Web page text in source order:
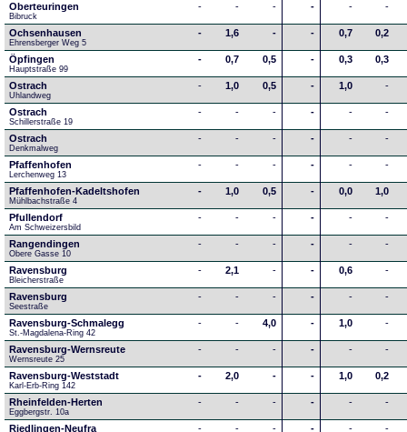
Oberteuringen
Bibruck
- - - - - -
Ochsenhausen
Ehrensberger Weg 5
- 1,6 - - 0,7 0,2
Öpfingen
Hauptstraße 99
- 0,7 0,5 - 0,3 0,3
Ostrach
Uhlandweg
- 1,0 0,5 - 1,0 -
Ostrach
Schillerstraße 19
- - - - - -
Ostrach
Denkmalweg
- - - - - -
Pfaffenhofen
Lerchenweg 13
- - - - - -
Pfaffenhofen-Kadeltshofen
Mühlbachstraße 4
- 1,0 0,5 - 0,0 1,0
Pfullendorf
Am Schweizersbild
- - - - - -
Rangendingen
Obere Gasse 10
- - - - - -
Ravensburg
Bleicherstraße
- 2,1 - - 0,6 -
Ravensburg
Seestraße
- - - - - -
Ravensburg-Schmalegg
St.-Magdalena-Ring 42
- - 4,0 - 1,0 -
Ravensburg-Wernsreute
Wernsreute 25
- - - - - -
Ravensburg-Weststadt
Karl-Erb-Ring 142
- 2,0 - - 1,0 0,2
Rheinfelden-Herten
Eggbergstr. 10a
- - - - - -
Riedlingen-Neufra - - - - - -